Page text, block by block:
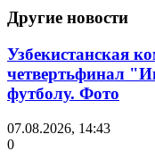
Другие новости
Узбекистанская
четвертьфинал
футболу. Фото
07.08.2026, 14:43
0